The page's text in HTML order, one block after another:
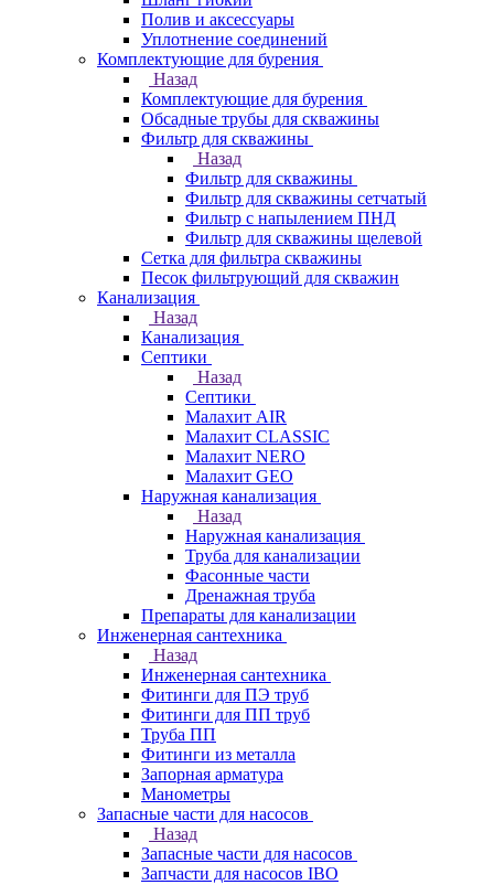
Полив и аксессуары
Уплотнение соединений
Комплектующие для бурения
Назад
Комплектующие для бурения
Обсадные трубы для скважины
Фильтр для скважины
Назад
Фильтр для скважины
Фильтр для скважины сетчатый
Фильтр с напылением ПНД
Фильтр для скважины щелевой
Сетка для фильтра скважины
Песок фильтрующий для скважин
Канализация
Назад
Канализация
Септики
Назад
Септики
Малахит AIR
Малахит CLASSIC
Малахит NERO
Малахит GEO
Наружная канализация
Назад
Наружная канализация
Труба для канализации
Фасонные части
Дренажная труба
Препараты для канализации
Инженерная сантехника
Назад
Инженерная сантехника
Фитинги для ПЭ труб
Фитинги для ПП труб
Труба ПП
Фитинги из металла
Запорная арматура
Манометры
Запасные части для насосов
Назад
Запасные части для насосов
Запчасти для насосов IBO